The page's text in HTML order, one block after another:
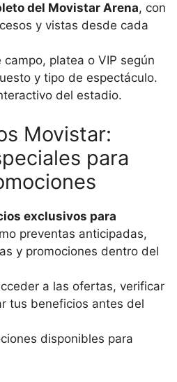
del Movistar Arena, con
y vistas desde cada
platea o VIP según
y tipo de espectáculo.
del estadio.
Movistar:
para
exclusivos para
preventas anticipadas,
y promociones dentro del
a las ofertas, verificar
tus beneficios antes del
disponibles para